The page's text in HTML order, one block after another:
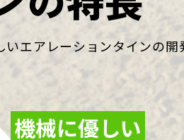
エアレーションタインの開
機械に優しい